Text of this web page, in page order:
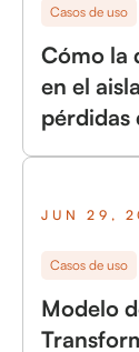
Casos de uso
Cómo la
en el
pérdidas
JUN 29,
Casos de uso
Modelo